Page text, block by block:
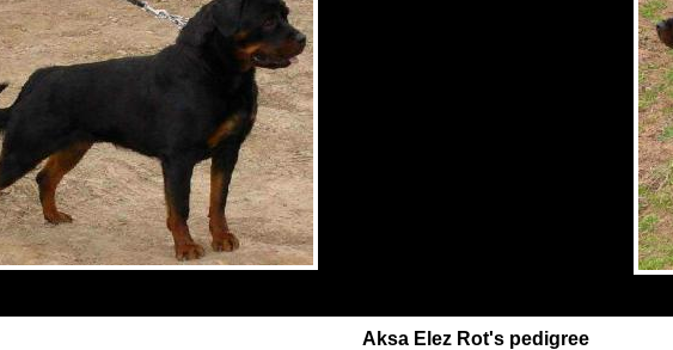
Aksa Elez Rot's pedigree